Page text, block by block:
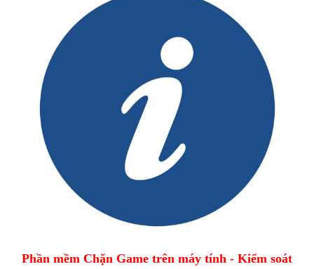
Phần mềm Chặn Game trên máy tính - Kiểm soát